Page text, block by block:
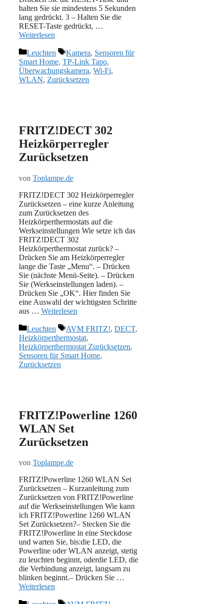
halten Sie sie mindestens 5 Sekunden
lang gedrückt. 3 – Halten Sie die
RESET-Taste gedrückt, …
Weiterlesen
Kategorien
Leuchten Schlagwörter
Kamera, Sensoren für
Smart Home, TP-Link Tapo,
Überwachungskamera, Wi-Fi,
WLAN, Zurücksetzen
FRITZ!DECT 302
Heizkörperregler
Zurücksetzen
von Toplampe.de
FRITZ!DECT 302 Heizkörperregler
Zurücksetzen – eine kurze Anleitung
zum Zurücksetzen des
Heizkörperthermostats auf die
Werkseinstellungen Wie setze ich das
FRITZ!DECT 302
Heizkörperthermostat zurück? –
Drücken Sie am Heizkörperregler
lange die Taste „Menu“. – Drücken
Sie (nächste Menü-Seite). – Drücken
Sie (Werkseinstellungen laden). –
Drücken Sie „OK“. Hier finden Sie
eine Auswahl der wichtigsten Schritte
aus … Weiterlesen
Kategorien
Leuchten Schlagwörter
AVM FRITZ!, DECT,
Heizkörperthermostat,
Heizkörperthermostat Zurücksetzen,
Sensoren für Smart Home,
Zurücksetzen
FRITZ!Powerline 1260
WLAN Set
Zurücksetzen
von Toplampe.de
FRITZ!Powerline 1260 WLAN Set
Zurücksetzen – Kurzanleitung zum
Zurücksetzen von FRITZ!Powerline
auf die Werkseinstellungen Wie kann
ich FRITZ!Powerline 1260 WLAN
Set Zurücksetzen?– Stecken Sie die
FRITZ!Powerline in eine Steckdose
und warten Sie, bis:die LED, die
Powerline oder WLAN anzeigt, stetig
zu leuchten beginnt, oderdie LED, die
die Verbindung anzeigt, langsam zu
blinken beginnt.– Drücken Sie …
Weiterlesen